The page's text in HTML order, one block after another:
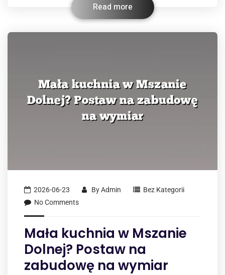
Read more
2026-06-23 ByAdmin
Bez Kategorii
No Comments
Mała kuchnia w Mszanie
Dolnej? Postaw na
zabudowę na wymiar